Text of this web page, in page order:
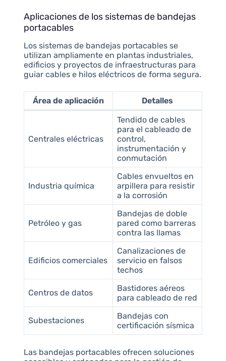
Aplicaciones de los sistemas de bandejas
portacables
Los sistemas de bandejas portacables se
utilizan ampliamente en plantas industriales,
edificios y proyectos de infraestructuras para
guiar cables e hilos eléctricos de forma segura.
Área de aplicación Detalles
Centrales eléctricas
Tendido de cables
para el cableado de
control,
instrumentación y
conmutación
Industria química
Cables envueltos en
arpillera para resistir
a la corrosión
Petróleo y gas
Bandejas de doble
pared como barreras
contra las llamas
Edificios comerciales
Canalizaciones de
servicio en falsos
techos
Centros de datos
Bastidores aéreos
para cableado de red
Subestaciones
Bandejas con
certificación sísmica
Las bandejas portacables ofrecen soluciones